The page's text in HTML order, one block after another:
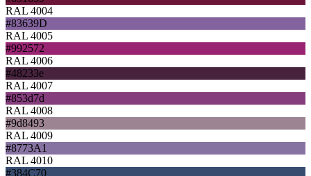
RAL 4004
#83639D
RAL 4005
#992572
RAL 4006
#48233e
RAL 4007
#853d7d
RAL 4008
#9d8493
RAL 4009
#8773A1
RAL 4010
#384C70